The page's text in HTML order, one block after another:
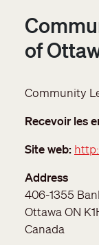
of
Community
Recevoir les
Site web
Address
406-1355
OttawaON
Canada